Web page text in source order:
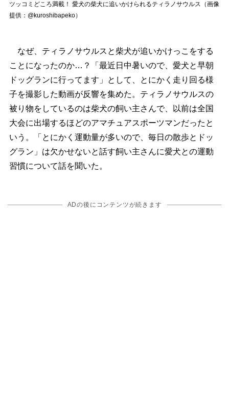
ツッコミどころ満載！ 愛犬の柴犬に追いかけられるティラノサウルス（画像
提供：@kuroshibapeko）
なぜ、ティラノサウルスと柴犬が追いかけっこをする
ことになったのか…？「最近日中暑いので、愛犬と早朝
ドッグランに行ってます」として、とにかく走り回る様
子を撮影した動画が反響を集めた。ティラノサウルスの
被り物をしているのは柴犬の飼い主さんで、以前は全国
大会に出場するほどのアマチュアスポーツマンだったと
いう。「とにかく運動量が多いので、毎日の散歩とドッ
グラン」は欠かせないと話す飼い主さんに愛犬との運動
習慣について話を聞いた。
ADの後にコンテンツが続きます